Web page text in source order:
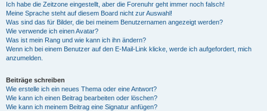
Ich habe die Zeitzone eingestellt, aber die Forenuhr geht immer noch falsch!
Meine Sprache steht auf diesem Board nicht zur Auswahl!
Was sind das für Bilder, die bei meinem Benutzernamen angezeigt werden?
Wie verwende ich einen Avatar?
Was ist mein Rang und wie kann ich ihn ändern?
Wenn ich bei einem Benutzer auf den E-Mail-Link klicke, werde ich aufgefordert, mich
anzumelden.
Beiträge schreiben
Wie erstelle ich ein neues Thema oder eine Antwort?
Wie kann ich einen Beitrag bearbeiten oder löschen?
Wie kann ich meinem Beitrag eine Signatur anfügen?